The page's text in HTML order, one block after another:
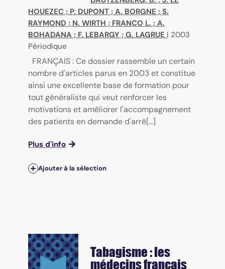
HOUEZEC ; P. DUPONT ; A. BORGNE ; S.
RAYMOND ; N. WIRTH ; FRANCO L. ; A.
BOHADANA ; F. LEBARGY ; G. LAGRUE | 2003
Périodique
FRANÇAIS : Ce dossier rassemble un certain
nombre d'articles parus en 2003 et constitue
ainsi une excellente base de formation pour
tout généraliste qui veut renforcer les
motivations et améliorer l'accompagnement
des patients en demande d'arrê[...]
Plus d'info
Ajouter à la sélection
Tabagisme : les
médecins français